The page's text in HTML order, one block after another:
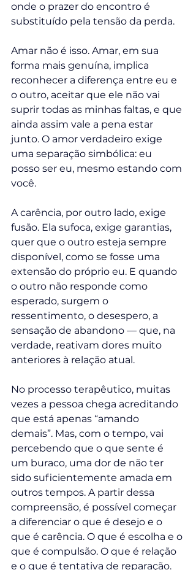
onde o prazer do encontro é
substituído pela tensão da perda.
Amar não é isso. Amar, em sua
forma mais genuína, implica
reconhecer a diferença entre eu e
o outro, aceitar que ele não vai
suprir todas as minhas faltas, e que
ainda assim vale a pena estar
junto. O amor verdadeiro exige
uma separação simbólica: eu
posso ser eu, mesmo estando com
você.
A carência, por outro lado, exige
fusão. Ela sufoca, exige garantias,
quer que o outro esteja sempre
disponível, como se fosse uma
extensão do próprio eu. E quando
o outro não responde como
esperado, surgem o
ressentimento, o desespero, a
sensação de abandono — que, na
verdade, reativam dores muito
anteriores à relação atual.
No processo terapêutico, muitas
vezes a pessoa chega acreditando
que está apenas “amando
demais”. Mas, com o tempo, vai
percebendo que o que sente é
um buraco, uma dor de não ter
sido suficientemente amada em
outros tempos. A partir dessa
compreensão, é possível começar
a diferenciar o que é desejo e o
que é carência. O que é escolha e o
que é compulsão. O que é relação
e o que é tentativa de reparação.